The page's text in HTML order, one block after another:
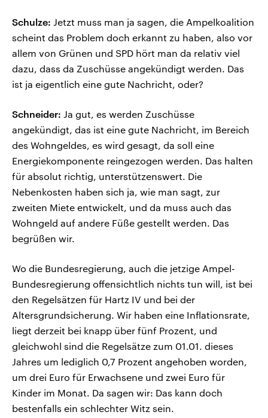
Schulze: Jetzt muss man ja sagen, die Ampelkoalition
scheint das Problem doch erkannt zu haben, also vor
allem von Grünen und SPD hört man da relativ viel
dazu, dass da Zuschüsse angekündigt werden. Das
ist ja eigentlich eine gute Nachricht, oder?
Schneider: Ja gut, es werden Zuschüsse
angekündigt, das ist eine gute Nachricht, im Bereich
des Wohngeldes, es wird gesagt, da soll eine
Energiekomponente reingezogen werden. Das halten
für absolut richtig, unterstützenswert. Die
Nebenkosten haben sich ja, wie man sagt, zur
zweiten Miete entwickelt, und da muss auch das
Wohngeld auf andere Füße gestellt werden. Das
begrüßen wir.
Wo die Bundesregierung, auch die jetzige Ampel-
Bundesregierung offensichtlich nichts tun will, ist bei
den Regelsätzen für Hartz IV und bei der
Altersgrundsicherung. Wir haben eine Inflationsrate,
liegt derzeit bei knapp über fünf Prozent, und
gleichwohl sind die Regelsätze zum 01.01. dieses
Jahres um lediglich 0,7 Prozent angehoben worden,
um drei Euro für Erwachsene und zwei Euro für
Kinder im Monat. Da sagen wir: Das kann doch
bestenfalls ein schlechter Witz sein.